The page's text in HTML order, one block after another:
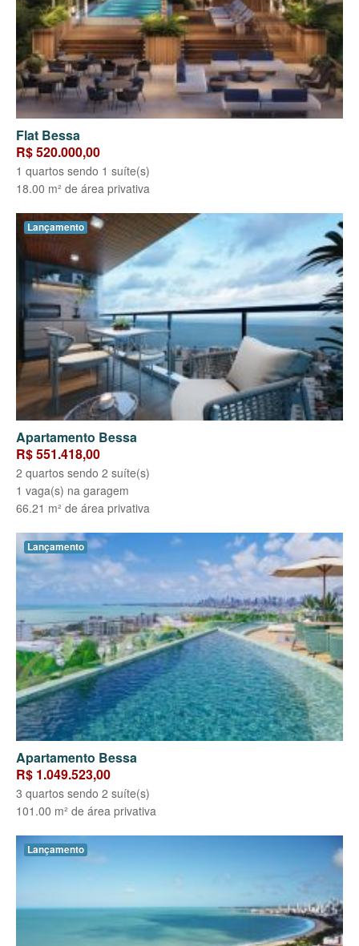
Flat Bessa
R$ 520.000,00
1 quartos sendo 1 suíte(s)
18.00 m² de área privativa
Lançamento
Apartamento Bessa
R$ 551.418,00
2 quartos sendo 2 suíte(s)
1 vaga(s) na garagem
66.21 m² de área privativa
Lançamento
Apartamento Bessa
R$ 1.049.523,00
3 quartos sendo 2 suíte(s)
101.00 m² de área privativa
Lançamento